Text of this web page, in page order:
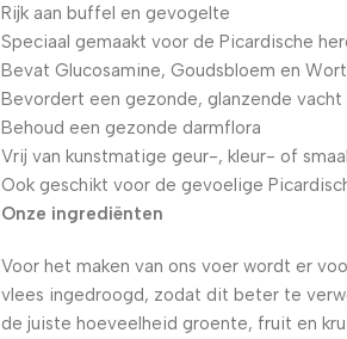
Rijk aan buffel en gevogelte
Speciaal gemaakt voor de Picardische
Bevat Glucosamine, Goudsbloem en
Bevordert een gezonde, glanzende vacht
Behoud een gezonde darmflora
Vrij van kunstmatige geur-, kleur- of
Ook geschikt voor de gevoelige
Onze ingrediënten
Voor het maken van ons voer wordt er
vlees ingedroogd, zodat dit beter te
de juiste hoeveelheid groente, fruit en